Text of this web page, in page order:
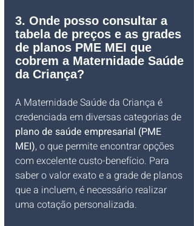
3. Onde posso consultar a
tabela de preços e as grades
de planos PME MEI que
cobrem a Maternidade Saúde
da Criança?
A Maternidade Saúde da Criança é
credenciada em diversas categorias de
plano de saúde empresarial (PME
MEI), o que permite encontrar opções
com excelente custo-benefício. Para
saber o valor exato e a grade de planos
que a incluem, é necessário realizar
uma cotação personalizada.